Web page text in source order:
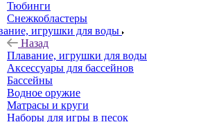
Тюбинги
Снежкобластеры
игрушки для воды
Назад
Плавание, игрушки для воды
Аксессуары для бассейнов
Бассейны
Водное оружие
Матрасы и круги
Наборы для игры в песок